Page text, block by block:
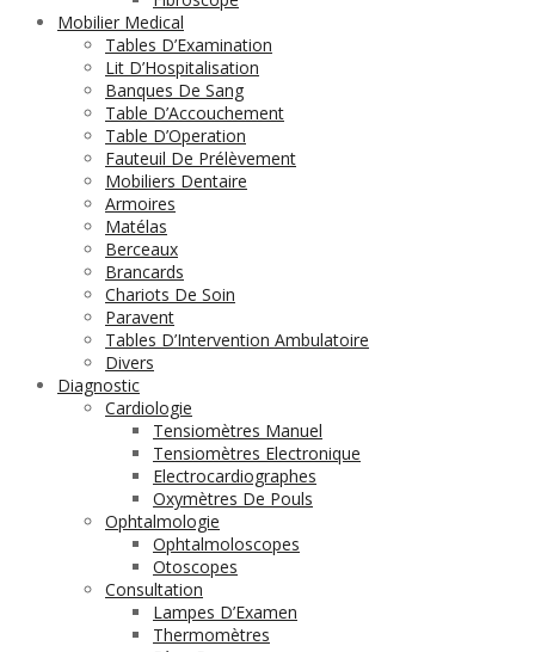
Mobilier Medical
Tables D’Examination
Lit D’Hospitalisation
Banques De Sang
Table D’Accouchement
Table D’Operation
Fauteuil De Prélèvement
Mobiliers Dentaire
Armoires
Matélas
Berceaux
Brancards
Chariots De Soin
Paravent
Tables D’Intervention Ambulatoire
Divers
Diagnostic
Cardiologie
Tensiomètres Manuel
Tensiomètres Electronique
Electrocardiographes
Oxymètres De Pouls
Ophtalmologie
Ophtalmoloscopes
Otoscopes
Consultation
Lampes D’Examen
Thermomètres